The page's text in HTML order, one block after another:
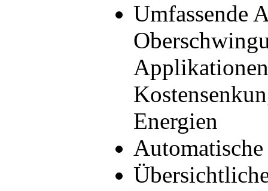
Umfassende
Energien